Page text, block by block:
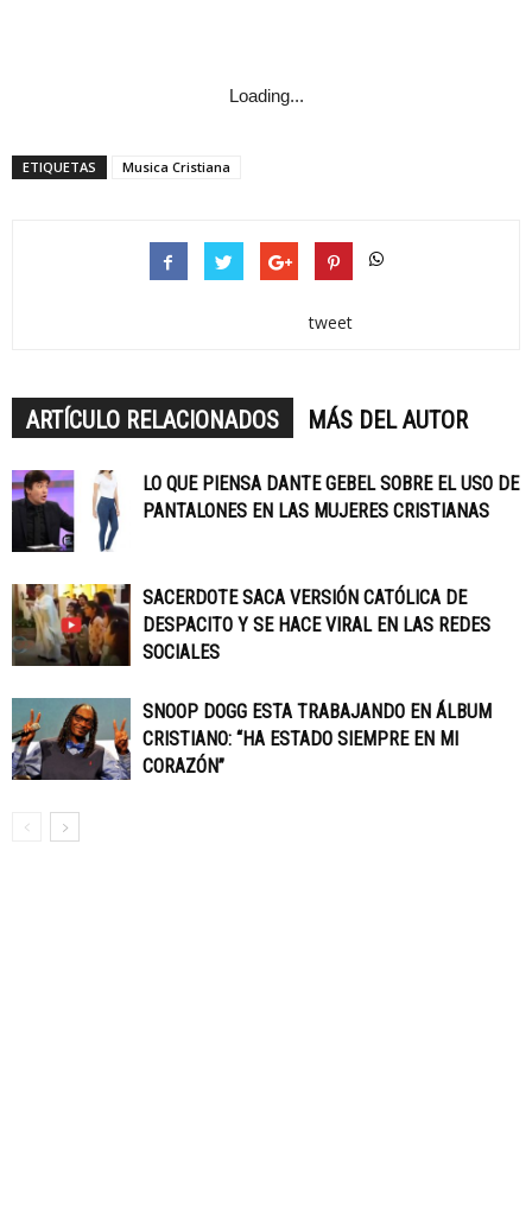
Loading...
ETIQUETAS Musica Cristiana
tweet
ARTÍCULO RELACIONADOS MÁS DEL AUTOR
LO QUE PIENSA DANTE GEBEL SOBRE EL USO DE
PANTALONES EN LAS MUJERES CRISTIANAS
SACERDOTE SACA VERSIÓN CATÓLICA DE
DESPACITO Y SE HACE VIRAL EN LAS REDES
SOCIALES
SNOOP DOGG ESTA TRABAJANDO EN ÁLBUM
CRISTIANO: “HA ESTADO SIEMPRE EN MI
CORAZÓN”